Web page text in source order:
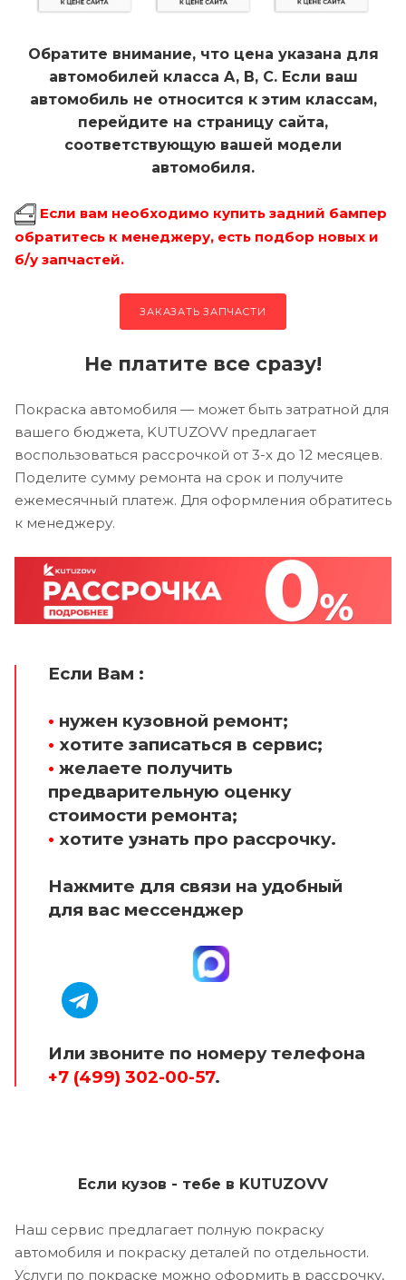
Обратите внимание, что цена указана для
автомобилей класса A, B, C. Если ваш
автомобиль не относится к этим классам,
перейдите на страницу сайта,
соответствующую вашей модели
автомобиля.
Если вам необходимо купить задний бампер
обратитесь к менеджеру, есть подбор новых и
б/у запчастей.
ЗАКАЗАТЬ ЗАПЧАСТИ
Не платите все сразу!
Покраска автомобиля — может быть затратной для
вашего бюджета, KUTUZOVV предлагает
воспользоваться рассрочкой от 3-х до 12 месяцев.
Поделите сумму ремонта на срок и получите
ежемесячный платеж. Для оформления обратитесь
к менеджеру.
Если Вам :
• нужен кузовной ремонт;
• хотите записаться в сервис;
• желаете получить
предварительную оценку
стоимости ремонта;
• хотите узнать про рассрочку.
Нажмите для связи на удобный
для вас мессенджер
Или звоните по номеру телефона
+7 (499) 302-00-57.
Если кузов - тебе в KUTUZOVV
Наш сервис предлагает полную покраску
автомобиля и покраску деталей по отдельности.
Услуги по покраске можно оформить в рассрочку,